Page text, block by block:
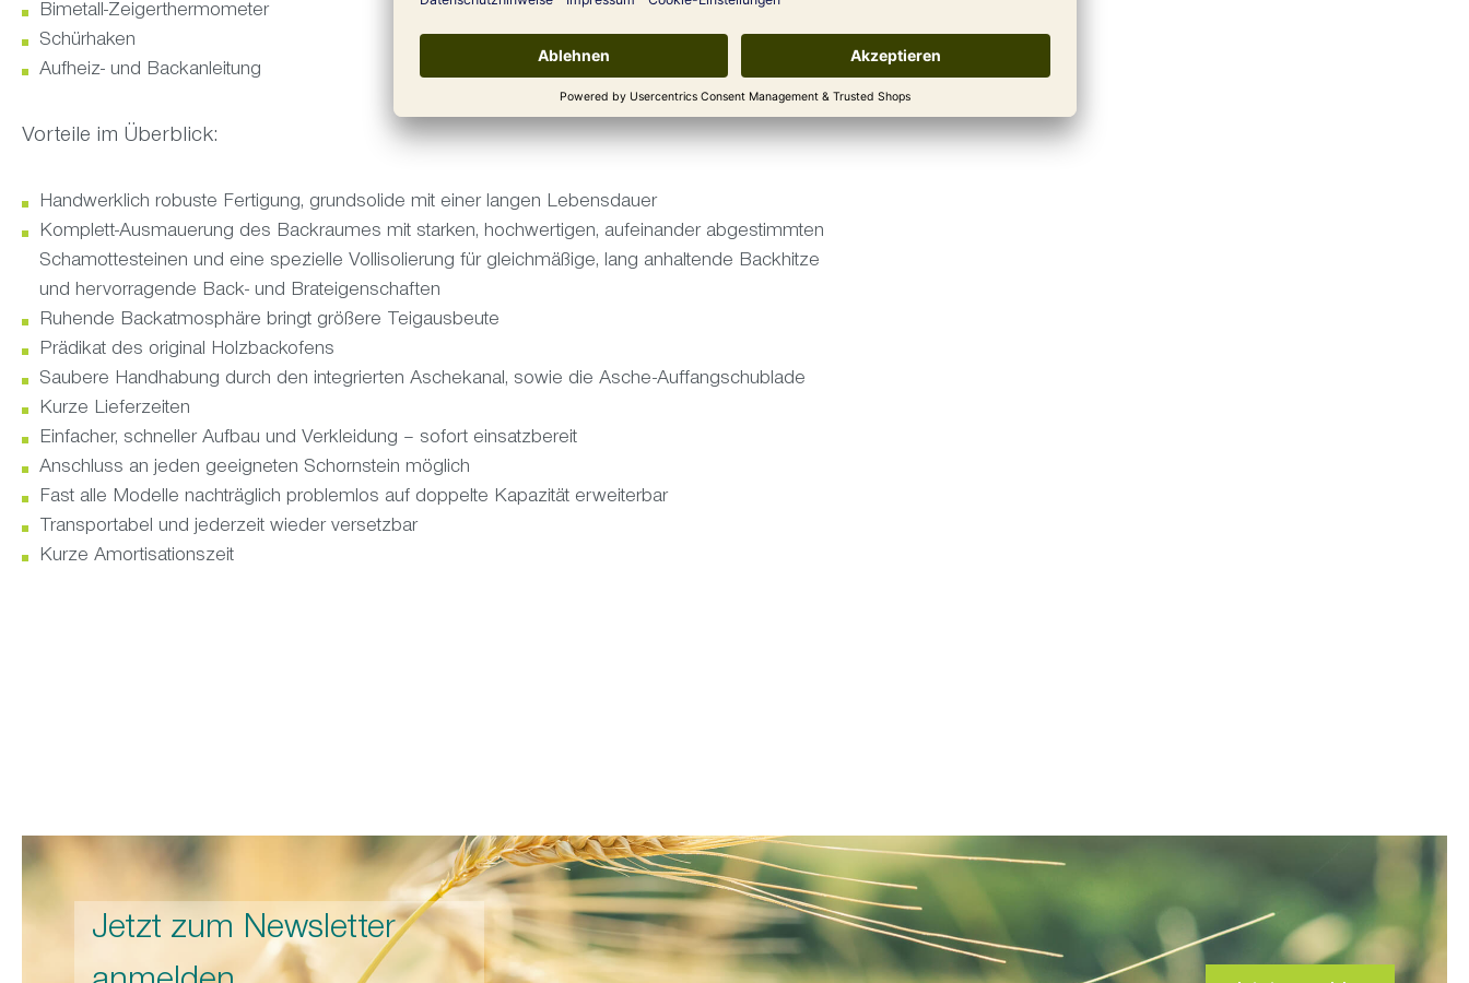
Bimetall-Zeigerthermometer
Schürhaken
Aufheiz- und Backanleitung
Vorteile im Überblick:
Handwerklich robuste Fertigung, grundsolide mit einer langen Lebensdauer
Komplett-Ausmauerung des Backraumes mit starken, hochwertigen, aufeinander abgestimmten
Schamottesteinen und eine spezielle Vollisolierung für gleichmäßige, lang anhaltende Backhitze
und hervorragende Back- und Brateigenschaften
Ruhende Backatmosphäre bringt größere Teigausbeute
Prädikat des original Holzbackofens
Saubere Handhabung durch den integrierten Aschekanal, sowie die Asche-Auffangschublade
Kurze Lieferzeiten
Einfacher, schneller Aufbau und Verkleidung – sofort einsatzbereit
Anschluss an jeden geeigneten Schornstein möglich
Fast alle Modelle nachträglich problemlos auf doppelte Kapazität erweiterbar
Transportabel und jederzeit wieder versetzbar
Kurze Amortisationszeit
Jetzt zum Newsletter